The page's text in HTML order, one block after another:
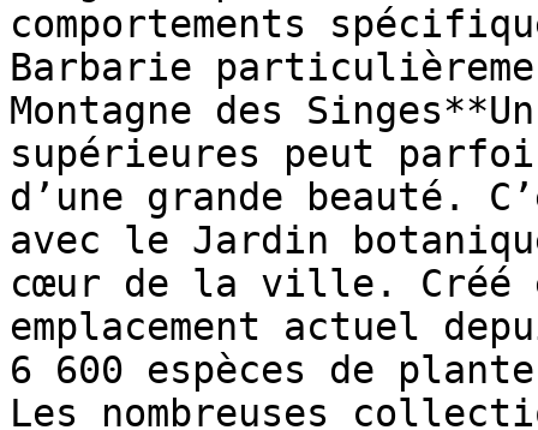
comportements
Barbarie
Montagne des
supérieures peut
d’une grande beauté.
avec le Jardin
cœur de la ville. Créé
emplacement actuel
6 600 espèces de
Les nombreuses